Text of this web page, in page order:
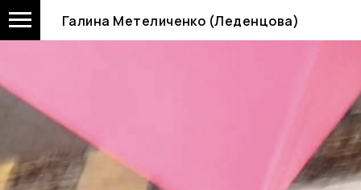
Галина Метеличенко (Леденцова)